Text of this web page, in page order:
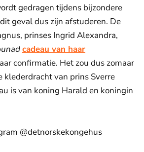
gedragen tijdens bijzondere
geval dus zijn afstuderen. De
prinses Ingrid Alexandra,
cadeau van haar
confirmatie. Het zou dus zomaar
klederdracht van prins Sverre
is van koning Harald en koningin
@detnorskekongehus